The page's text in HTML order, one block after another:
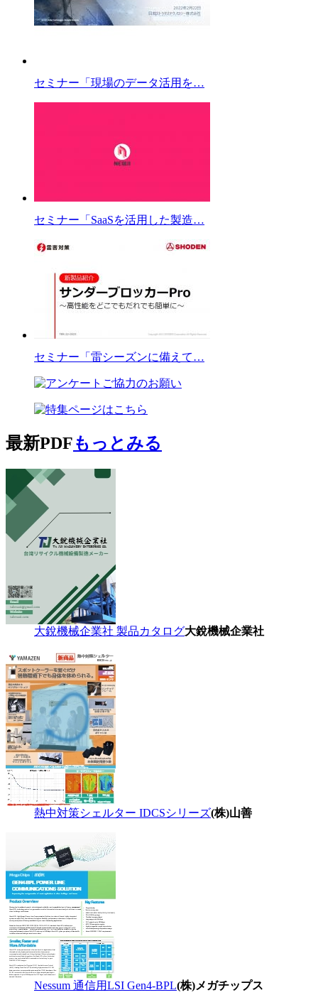
セミナー「現場のデータ活用を…
セミナー「SaaSを活用した製造…
セミナー「雷シーズンに備えて…
最新PDFもっとみる
大銳機械企業社 製品カタログ大銳機械企業社
熱中対策シェルター IDCSシリーズ(株)山善
Nessum 通信用LSI Gen4-BPL(株)メガチップス